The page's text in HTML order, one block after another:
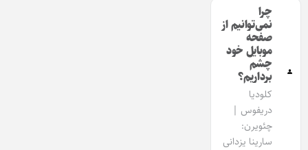
چرا
نمی‌توانیم از
صفحه
موبایل خود
چشم
برداریم؟
کلودیا
دریفوس |
چئویرن:
سارینا یزدانی